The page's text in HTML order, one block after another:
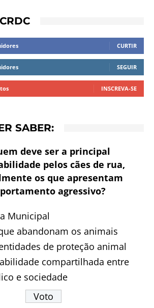
CURTIR
SEGUIR
INSCREVA-SE
SABER:
deve ser a principal
pelos cães de rua,
os que apresentam
agressivo?
Municipal
abandonam os animais
de proteção animal
compartilhada entre
e sociedade